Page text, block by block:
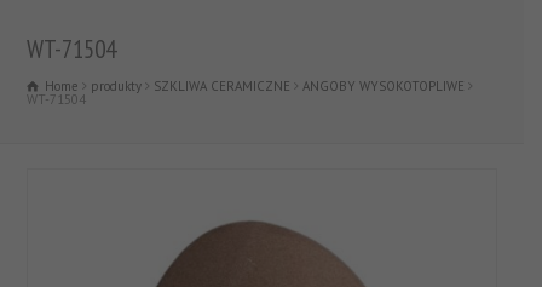
WT-71504
Home produkty SZKLIWA CERAMICZNE ANGOBY WYSOKOTOPLIWE
WT-71504